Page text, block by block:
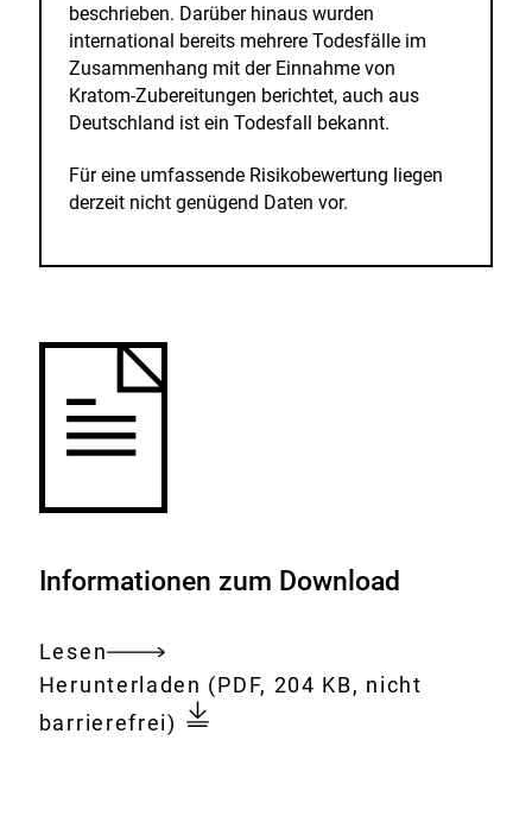
beschrieben. Darüber hinaus wurden
international bereits mehrere Todesfälle im
Zusammenhang mit der Einnahme von
Kratom-Zubereitungen berichtet, auch aus
Deutschland ist ein Todesfall bekannt.
Für eine umfassende Risikobewertung liegen
derzeit nicht genügend Daten vor.
Informationen zum Download
Lesen
Gesamtes
Dokument
Download:
Herunterladen kratom-
zubereitungen-
(PDF, 204 KB, nicht
barrierefrei)